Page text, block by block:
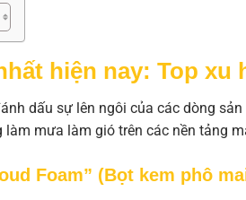
hiện nay: Top
dấu sự lên ngôi của các dòng
mưa làm gió trên các nền tảng
Foam” (Bọt kem phô